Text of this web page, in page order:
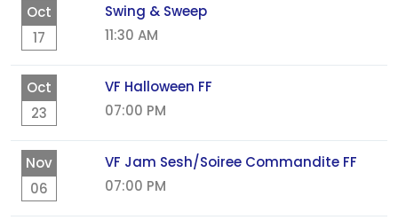
Oct
17
Swing & Sweep
11:30 AM
Oct
23
VF Halloween FF
07:00 PM
Nov
06
VF Jam Sesh/Soiree Commandite FF
07:00 PM